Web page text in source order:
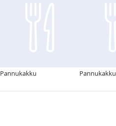
Pannukakku Pannukakku